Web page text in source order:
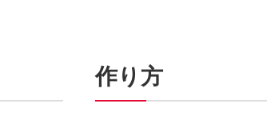
作り方